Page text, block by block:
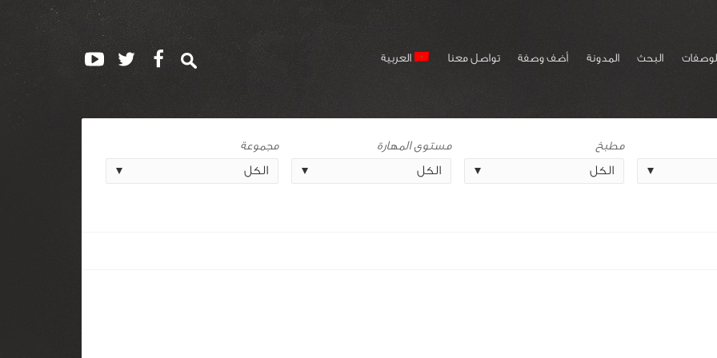
البحث المدونة أضف وصفة تواصل معنا العربية
مطبخ
مستوى المهارة
مجموعة